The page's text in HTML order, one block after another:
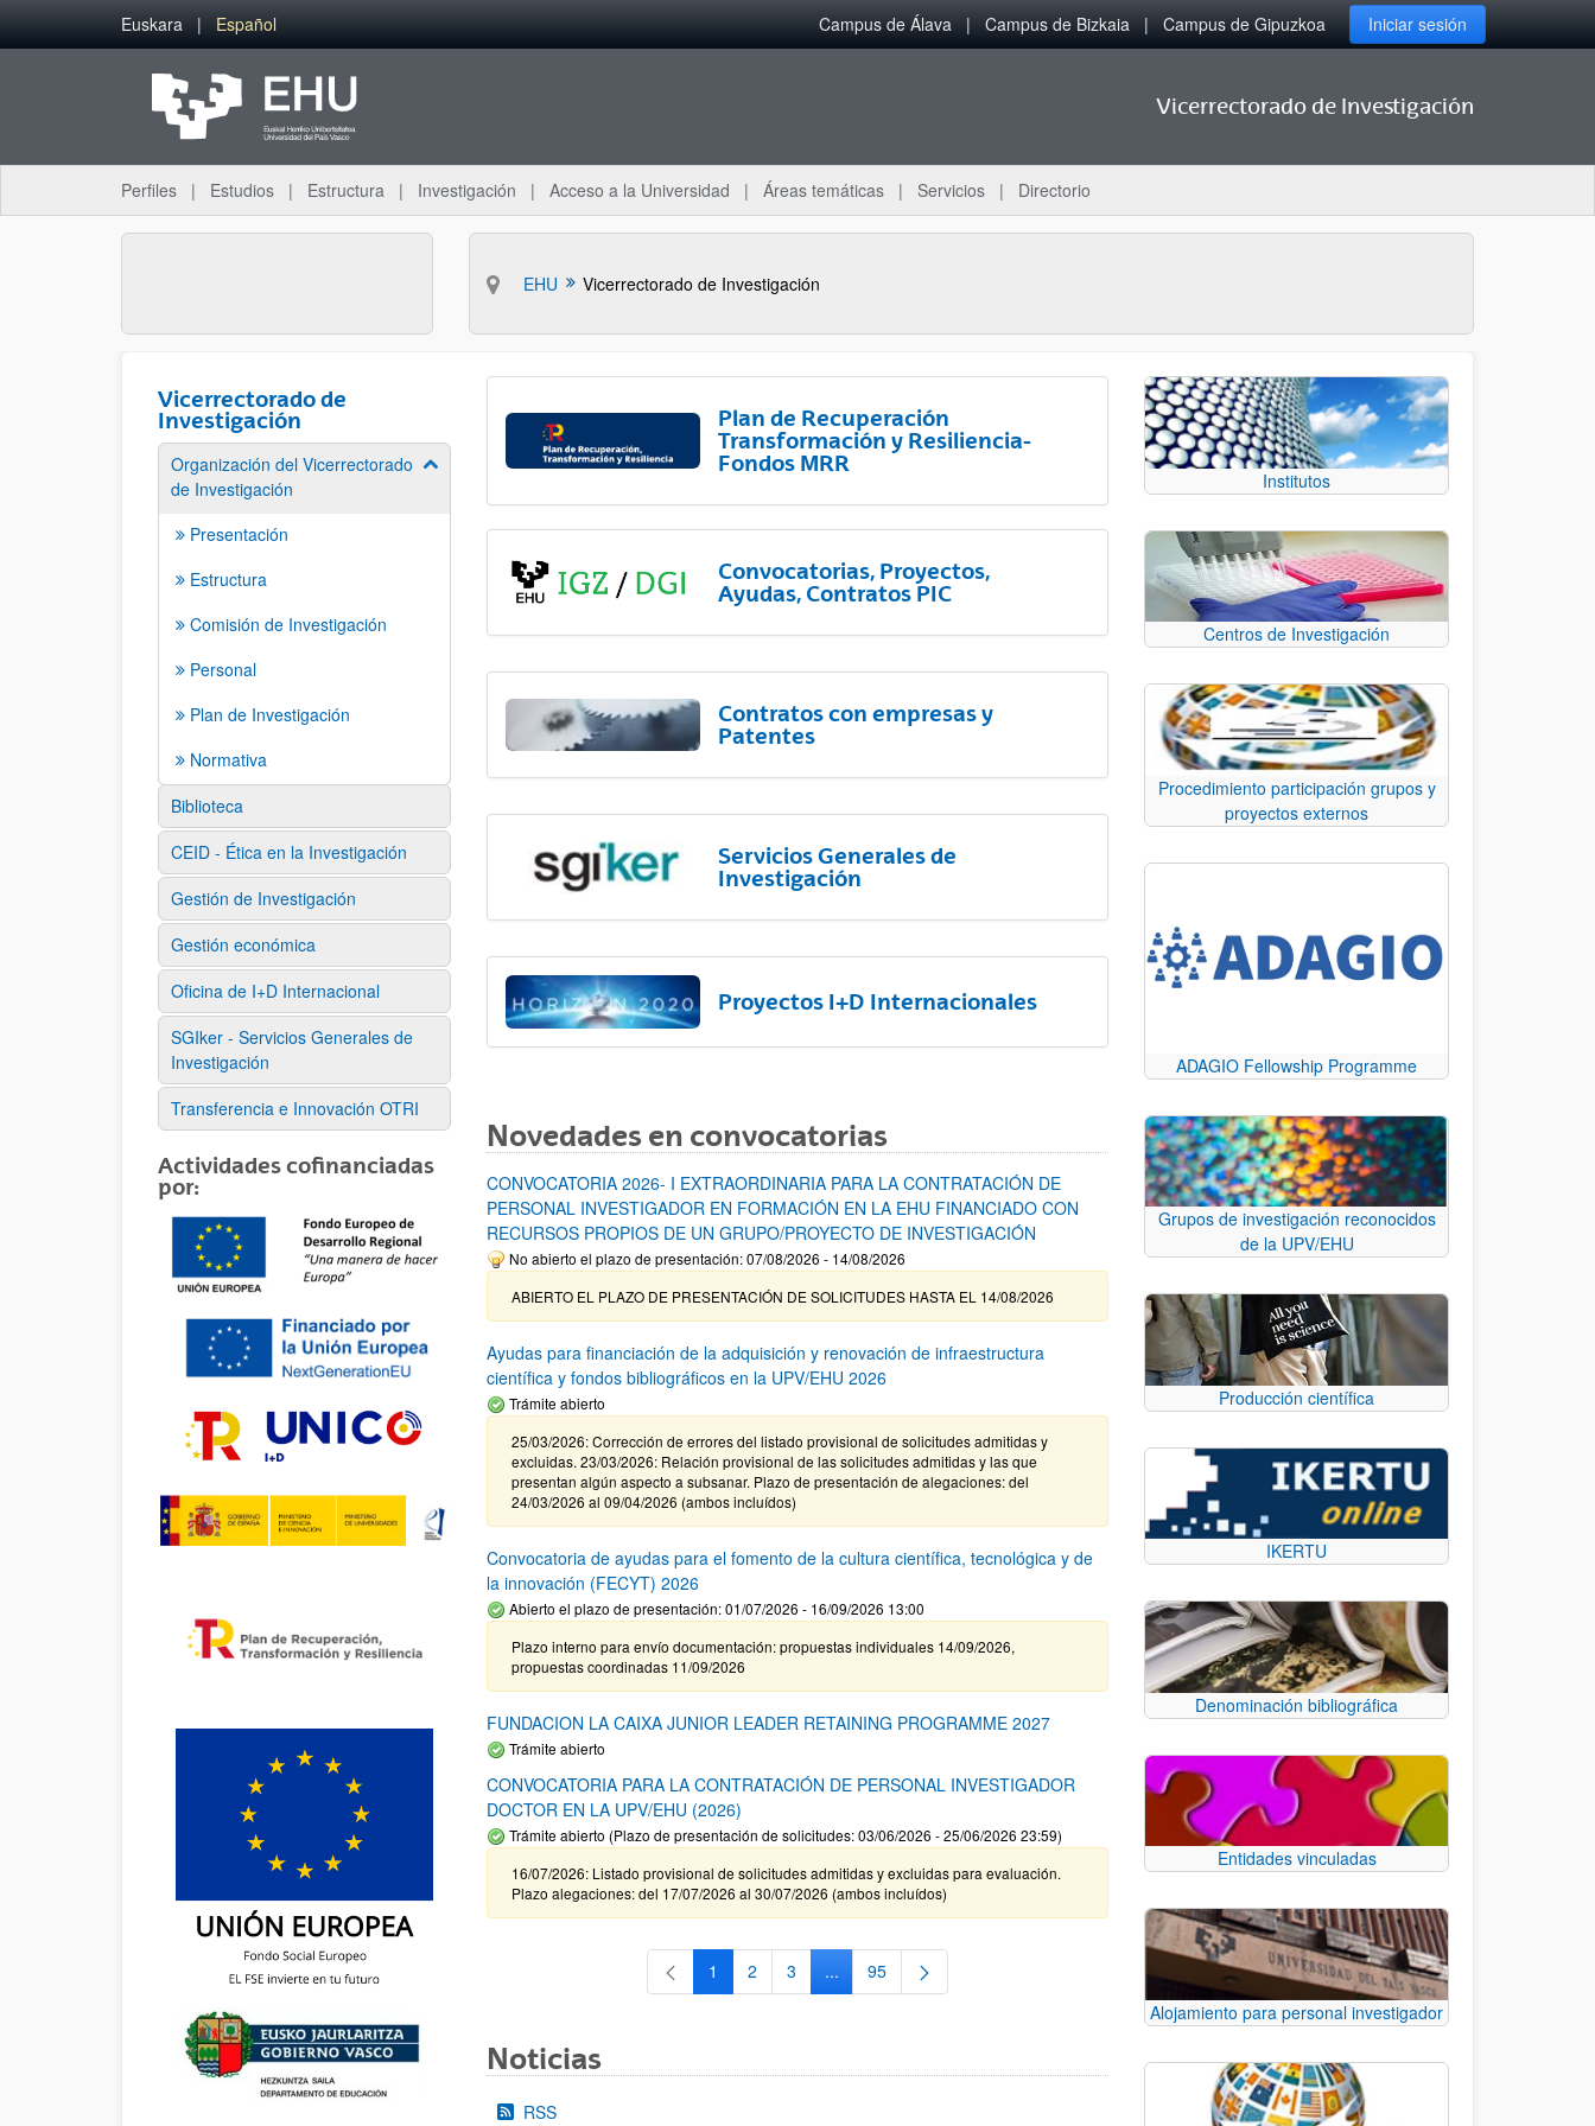
Saltar al contenido principal
Euskara Español Campus de Álava Campus de Bizkaia Campus de Gipuzkoa Iniciar sesión
Vicerrectorado de Investigación
Perfiles Estudios Estructura Investigación Acceso a la Universidad Áreas temáticas Servicios Directorio
EHU Vicerrectorado de Investigación
Vicerrectorado de
Investigación
Organización del Vicerrectorado
de Investigación
Mostrar/ocultar subpáginas
Presentación
Estructura
Comisión de Investigación
Personal
Plan de Investigación
Normativa
Biblioteca
CEID - Ética en la Investigación
Gestión de Investigación
Gestión económica
Oficina de I+D Internacional
SGIker - Servicios Generales de
Investigación
Transferencia e Innovación OTRI
Actividades cofinanciadas
por:
Plan de Recuperación
Transformación y Resiliencia-
Fondos MRR
Convocatorias, Proyectos,
Ayudas, Contratos PIC
Contratos con empresas y
Patentes
Servicios Generales de
Investigación
Proyectos I+D Internacionales
Novedades en convocatorias
CONVOCATORIA 2026- I EXTRAORDINARIA PARA LA CONTRATACIÓN DE
PERSONAL INVESTIGADOR EN FORMACIÓN EN LA EHU FINANCIADO CON
RECURSOS PROPIOS DE UN GRUPO/PROYECTO DE INVESTIGACIÓN
No abierto el plazo de presentación: 07/08/2026 - 14/08/2026
ABIERTO EL PLAZO DE PRESENTACIÓN DE SOLICITUDES HASTA EL 14/08/2026
Ayudas para financiación de la adquisición y renovación de infraestructura
científica y fondos bibliográficos en la UPV/EHU 2026
Trámite abierto
25/03/2026: Corrección de errores del listado provisional de solicitudes admitidas y
excluidas. 23/03/2026: Relación provisional de las solicitudes admitidas y las que
presentan algún aspecto a subsanar. Plazo de presentación de alegaciones: del
24/03/2026 al 09/04/2026 (ambos incluídos)
Convocatoria de ayudas para el fomento de la cultura científica, tecnológica y de
la innovación (FECYT) 2026
Abierto el plazo de presentación: 01/07/2026 - 16/09/2026 13:00
Plazo interno para envío documentación: propuestas individuales 14/09/2026,
propuestas coordinadas 11/09/2026
FUNDACION LA CAIXA JUNIOR LEADER RETAINING PROGRAMME 2027
Trámite abierto
CONVOCATORIA PARA LA CONTRATACIÓN DE PERSONAL INVESTIGADOR
DOCTOR EN LA UPV/EHU (2026)
Trámite abierto (Plazo de presentación de solicitudes: 03/06/2026 - 25/06/2026 23:59)
16/07/2026: Listado provisional de solicitudes admitidas y excluidas para evaluación.
Plazo alegaciones: del 17/07/2026 al 30/07/2026 (ambos incluídos)
Página
1 Página
2 Página
3 ...Páginas intermedias Use TAB para desplazarse.
Página
95
Noticias
RSS
Institutos
Centros de Investigación
Procedimiento participación grupos y
proyectos externos
ADAGIO Fellowship Programme
Grupos de investigación reconocidos
de la UPV/EHU
Producción científica
IKERTU
Denominación bibliográfica
Entidades vinculadas
Alojamiento para personal investigador